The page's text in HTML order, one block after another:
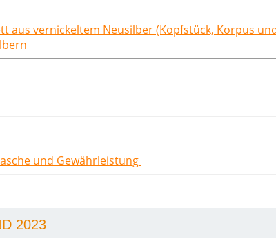
vernickeltem Neusilber (Kopfstück, Korpus
und Gewährleistung
2023